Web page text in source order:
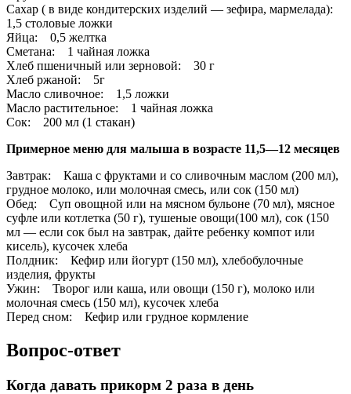
Сахар ( в виде кондитерских изделий — зефира, мармелада):
1,5 столовые ложки
Яйца: 0,5 желтка
Сметана: 1 чайная ложка
Хлеб пшеничный или зерновой: 30 г
Хлеб ржаной: 5г
Масло сливочное: 1,5 ложки
Масло растительное: 1 чайная ложка
Сок: 200 мл (1 стакан)
Примерное меню для малыша в возрасте 11,5—12 месяцев
Завтрак: Каша с фруктами и со сливочным маслом (200 мл),
грудное молоко, или молочная смесь, или сок (150 мл)
Обед: Суп овощной или на мясном бульоне (70 мл), мясное
суфле или котлетка (50 г), тушеные овощи(100 мл), сок (150
мл — если сок был на завтрак, дайте ребенку компот или
кисель), кусочек хлеба
Полдник: Кефир или йогурт (150 мл), хлебобулочные
изделия, фрукты
Ужин: Творог или каша, или овощи (150 г), молоко или
молочная смесь (150 мл), кусочек хлеба
Перед сном: Кефир или грудное кормление
Вопрос-ответ
Когда давать прикорм 2 раза в день